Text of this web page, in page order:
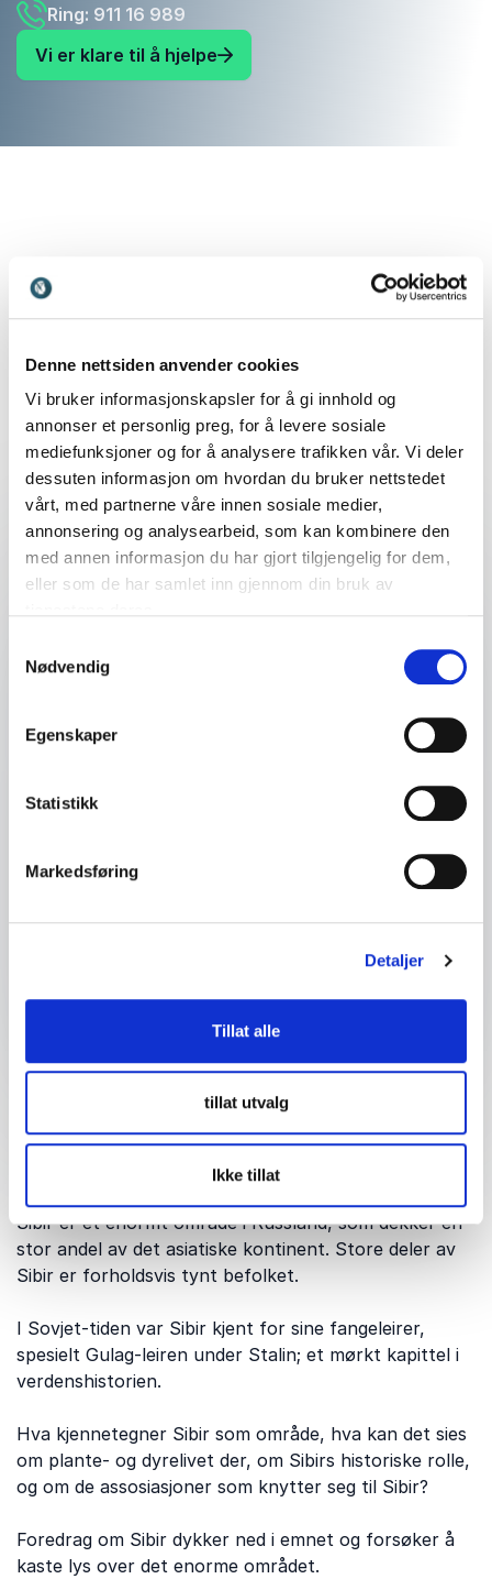
Denne nettsiden anvender cookies
Vi bruker informasjonskapsler for å gi innhold og
annonser et personlig preg, for å levere sosiale
mediefunksjoner og for å analysere trafikken vår. Vi deler
dessuten informasjon om hvordan du bruker nettstedet
vårt, med partnerne våre innen sosiale medier,
annonsering og analysearbeid, som kan kombinere den
med annen informasjon du har gjort tilgjengelig for dem,
eller som de har samlet inn gjennom din bruk av
Nødvendig
Egenskaper
Statistikk
Markedsføring
Detaljer
Tillat alle
tillat utvalg
Ikke tillat
Ring: 911 16 989
Vi er klare til å hjelpe
Finn den perfekte match til ditt
event
Dit navn*
Dit telefonnummer
Firma eller organisasjon
Om emnet: Sibir
Sibir er et enormt område i Russland, som dekker en
stor andel av det asiatiske kontinent. Store deler av
Sibir er forholdsvis tynt befolket.
I Sovjet-tiden var Sibir kjent for sine fangeleirer,
spesielt Gulag-leiren under Stalin; et mørkt kapittel i
verdenshistorien.
Hva kjennetegner Sibir som område, hva kan det sies
om plante- og dyrelivet der, om Sibirs historiske rolle,
og om de assosiasjoner som knytter seg til Sibir?
Foredrag om Sibir dykker ned i emnet og forsøker å
kaste lys over det enorme området.